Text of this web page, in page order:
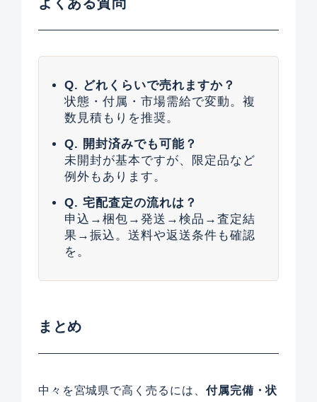
Q. どれくらいで売れますか？
状態・付属・市場需給で変動。複
数見積もりを推奨。
Q. 開封済みでも可能？
未開封が基本ですが、限定品など
例外もあります。
Q. 宅配査定の流れは？
申込→梱包→発送→検品→査定結
果→振込。送料や返送条件も確認
を。
まとめ
中々を宮城県で高く売るには、 付属完備・状